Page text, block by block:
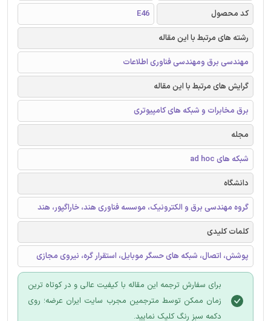
کد محصول
E46
رشته های مرتبط با این مقاله
مهندسی برق ومهندسی فناوری اطلاعات
گرایش های مرتبط با این مقاله
برق مخابرات و شبکه های کامپیوتری
مجله
شبکه های ad hoc
دانشگاه
گروه مهندسی برق و الکترونیک، موسسه فناوری هند، خاراگپور، هند
کلمات کلیدی
پوشش، اتصال، شبکه های حسگر موبایل، استقرار گره، نیروی مجازی
برای سفارش ترجمه این مقاله با کیفیت عالی و در کوتاه ترین
زمان ممکن توسط مترجمین مجرب سایت ایران عرضه؛ روی
دکمه سبز رنگ کلیک نمایید.